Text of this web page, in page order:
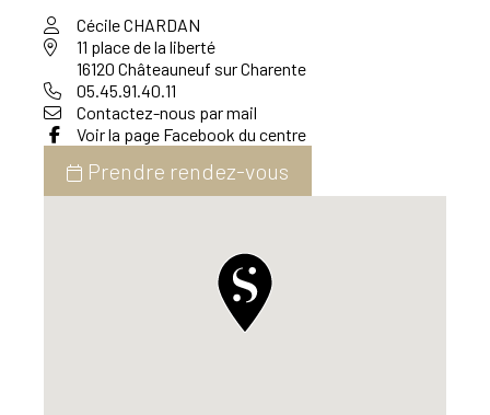
Cécile CHARDAN
11 place de la liberté
16120 Châteauneuf sur Charente
05.45.91.40.11
Contactez-nous par mail
Voir la page Facebook du centre
Prendre rendez-vous